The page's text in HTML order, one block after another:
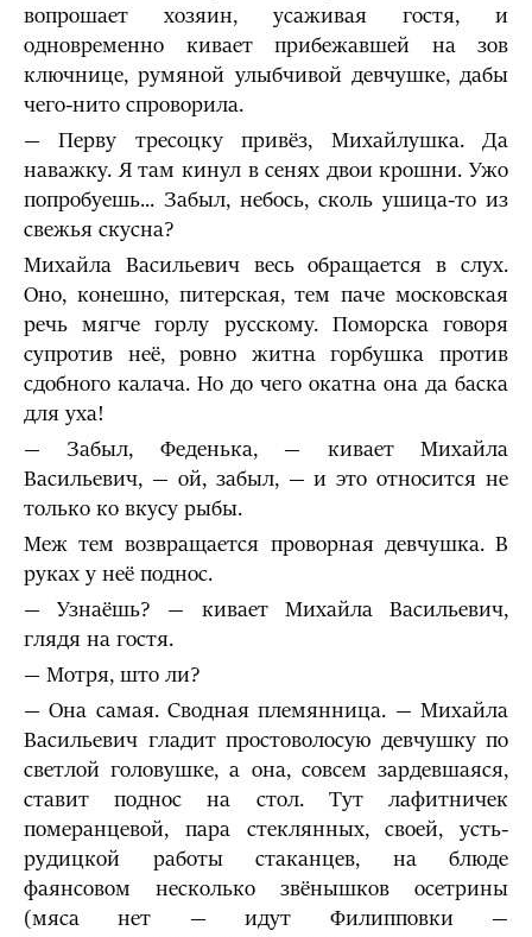
вопрошает хозяин, усаживая гостя, и
одновременно кивает прибежавшей на зов
ключнице, румяной улыбчивой девчушке, дабы
чего-нито спроворила.
— Перву тресоцку привёз, Михайлушка. Да
наважку. Я там кинул в сенях двои крошни. Ужо
попробуешь... Забыл, небось, сколь ушица-то из
свежья скусна?
Михайла Васильевич весь обращается в слух.
Оно, конешно, питерская, тем паче московская
речь мягче горлу русскому. Поморска говоря
супротив неё, ровно житна горбушка против
сдобного калача. Но до чего окатна она да баска
для уха!
— Забыл, Феденька, — кивает Михайла
Васильевич, — ой, забыл, — и это относится не
только ко вкусу рыбы.
Меж тем возвращается проворная девчушка. В
руках у неё поднос.
— Узнаёшь? — кивает Михайла Васильевич,
глядя на гостя.
— Мотря, што ли?
— Она самая. Сводная племянница. — Михайла
Васильевич гладит простоволосую девчушку по
светлой головушке, а она, совсем зардевшаяся,
ставит поднос на стол. Тут лафитничек
померанцевой, пара стеклянных, своей, усть-
рудицкой работы стаканцев, на блюде
фаянсовом несколько звёнышков осетрины
(мяса нет — идут Филипповки —